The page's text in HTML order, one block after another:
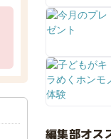
編集部オス